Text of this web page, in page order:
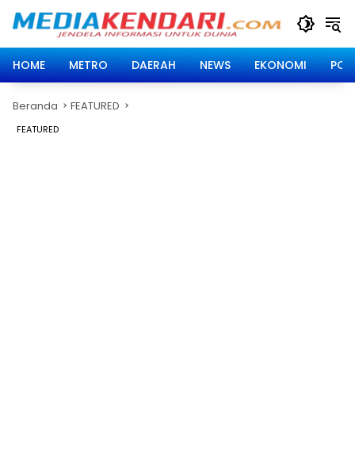
HOME
METRO DAERAH NEWS EKONOMI
Beranda FEATURED
FEATURED